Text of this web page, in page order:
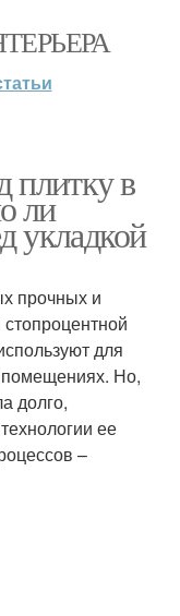
плитку в
ли
укладкой
прочных и
для
Но,
долго,
ее
–